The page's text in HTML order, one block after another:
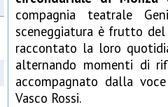
compagnia teatrale
sceneggiatura è frutto
raccontato la loro
alternando momenti di
accompagnato dalla
Vasco Rossi.